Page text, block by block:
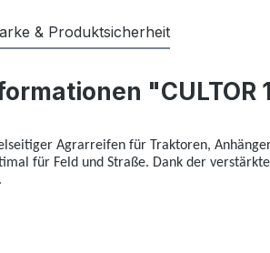
& Produktsicherheit
"CULTOR
Agrarreifen für Traktoren,
für Feld und Straße. Dank der